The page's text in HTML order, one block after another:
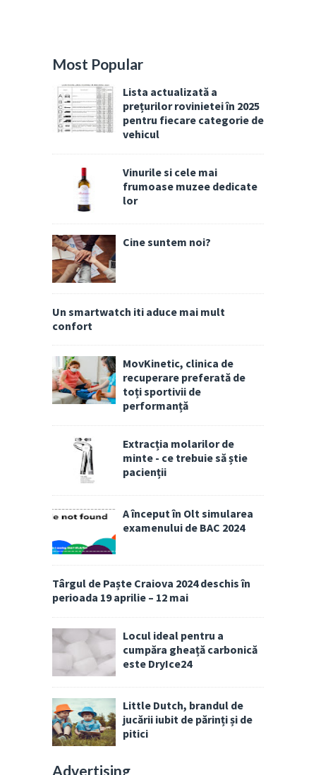
Most Popular
Lista actualizată a
prețurilor rovinietei în 2025
pentru fiecare categorie de
vehicul
Vinurile si cele mai
frumoase muzee dedicate
lor
Cine suntem noi?
Un smartwatch iti aduce mai mult
confort
MovKinetic, clinica de
recuperare preferată de
toți sportivii de
performanță
Extracția molarilor de
minte - ce trebuie să știe
pacienții
A început în Olt simularea
examenului de BAC 2024
Târgul de Paște Craiova 2024 deschis în
perioada 19 aprilie – 12 mai
Locul ideal pentru a
cumpăra gheață carbonică
este DryIce24
Little Dutch, brandul de
jucării iubit de părinți și de
pitici
Advertising